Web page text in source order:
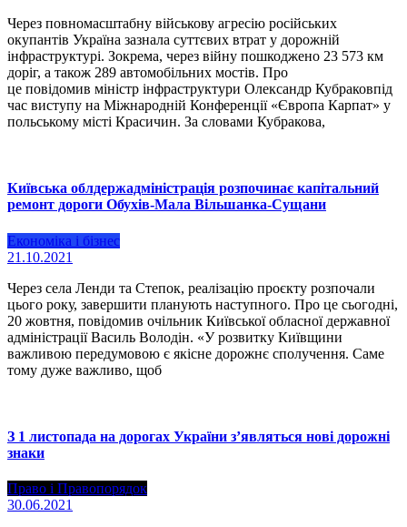
Через повномасштабну військову агресію російських
окупантів Україна зазнала суттєвих втрат у дорожній
інфраструктурі. Зокрема, через війну пошкоджено 23 573 км
доріг, а також 289 автомобільних мостів. Про
це повідомив міністр інфраструктури Олександр Кубраковпід
час виступу на Міжнародній Конференції «Європа Карпат» у
польському місті Красичин. За словами Кубракова,
Київська облдержадміністрація розпочинає капітальний
ремонт дороги Обухів-Мала Вільшанка-Сущани
Економіка і бізнес
21.10.2021
Через села Ленди та Степок, реалізацію проєкту розпочали
цього року, завершити планують наступного. Про це сьогодні,
20 жовтня, повідомив очільник Київської обласної державної
адміністрації Василь Володін. «У розвитку Київщини
важливою передумовою є якісне дорожнє сполучення. Саме
тому дуже важливо, щоб
З 1 листопада на дорогах України з’являться нові дорожні
знаки
Право і Правопорядок
30.06.2021